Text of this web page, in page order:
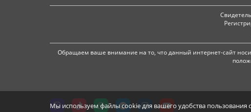
Мы используем файлы cookie для вашего удобства
Обращаем ваше внимание на то, что данный интернет-сайт